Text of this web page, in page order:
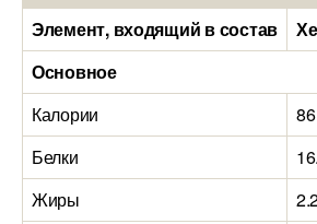
Элемент, входящий в состав
Основное
Калории
Белки
Жиры